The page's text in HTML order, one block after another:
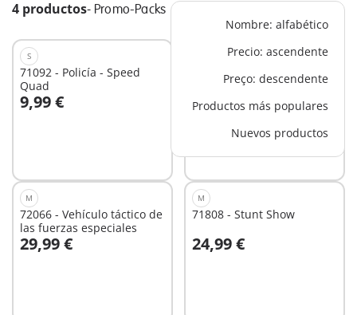
4 productos- Promo-Packs
Nombre: alfabético
Precio: ascendente
Preço: descendente
Productos más populares
Nuevos productos
S
71092 - Policía - Speed
Quad
9,99 €
A la cesta
71040 - Quad de Rescate
9,99 €
A la cesta
M
72066 - Vehículo táctico de
las fuerzas especiales
29,99 €
A la cesta
M
71808 - Stunt Show
24,99 €
A la cesta